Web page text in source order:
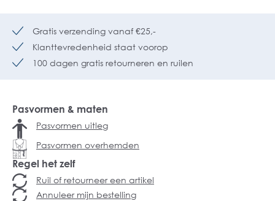
Gratis verzending vanaf €25,-
Klanttevredenheid staat voorop
100 dagen gratis retourneren en ruilen
Pasvormen & maten
Pasvormen uitleg
Pasvormen overhemden
Regel het zelf
Ruil of retourneer een artikel
Annuleer mijn bestelling